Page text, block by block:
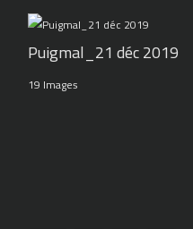
Puigmal_21 déc 2019
19 Images